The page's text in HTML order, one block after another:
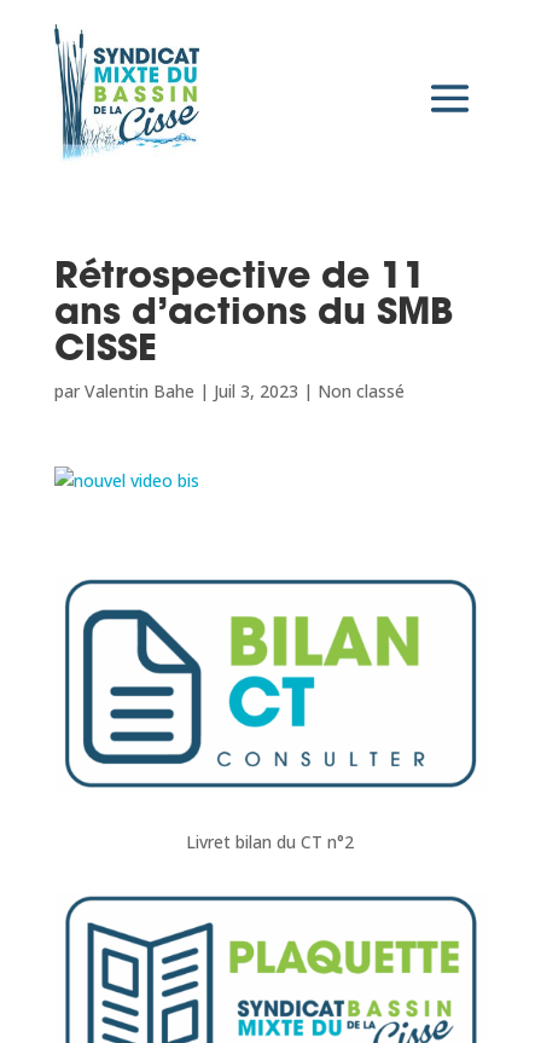
Rétrospective de 11
ans d’actions du SMB
CISSE
par Valentin Bahe | Juil 3, 2023 | Non classé
Livret bilan du CT n°2